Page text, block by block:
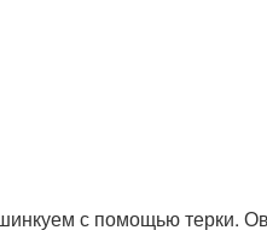
с помощью терки.